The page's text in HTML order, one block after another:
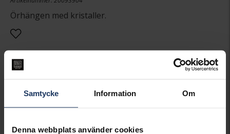
Samtycke Information Om
Denna webbplats använder cookies
Örhängen med kristaller.
1,495:-
PRESENTINSLAGNING +29:-
LÄGG I VARUKORGEN